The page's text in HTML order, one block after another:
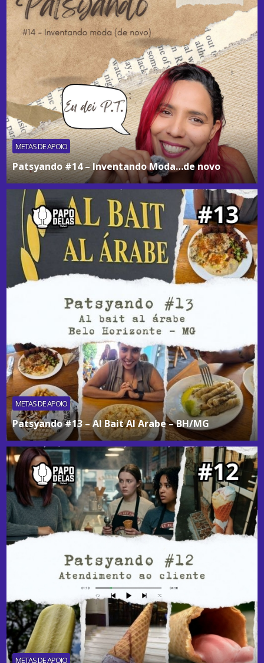
METAS DE APOIO
Patsyando #14 – Inventando Moda…de novo
METAS DE APOIO
Patsyando #13 – Al Bait Al Arabe – BH/MG
METAS DE APOIO